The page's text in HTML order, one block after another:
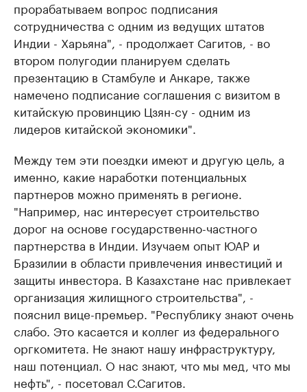
прорабатываем вопрос подписания
сотрудничества с одним из ведущих штатов
Индии - Харьяна", - продолжает Сагитов, - во
втором полугодии планируем сделать
презентацию в Стамбуле и Анкаре, также
намечено подписание соглашения с визитом в
китайскую провинцию Цзян-су - одним из
лидеров китайской экономики".
Между тем эти поездки имеют и другую цель, а
именно, какие наработки потенциальных
партнеров можно применять в регионе.
"Например, нас интересует строительство
дорог на основе государственно-частного
партнерства в Индии. Изучаем опыт ЮАР и
Бразилии в области привлечения инвестиций и
защиты инвестора. В Казахстане нас привлекает
организация жилищного строительства", -
пояснил вице-премьер. "Республику знают очень
слабо. Это касается и коллег из федерального
оргкомитета. Не знают нашу инфраструктуру,
наш потенциал. О нас знают, что мы мед, что мы
нефть", - посетовал С.Сагитов.